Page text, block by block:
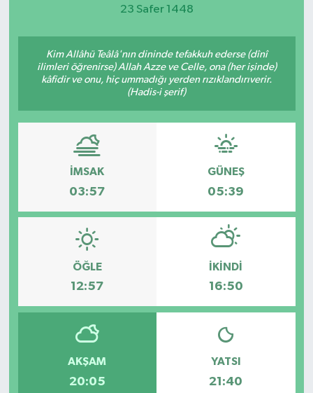
23 Safer 1448
Kim Allâhü Teâlâ'nın dininde tefakkuh ederse (dînî
ilimleri öğrenirse) Allah Azze ve Celle, ona (her işinde)
kâfidir ve onu, hiç ummadığı yerden rızıklandırıverir.
(Hadis-i şerif)
İMSAK
03:57
GÜNEŞ
05:39
ÖĞLE
12:57
İKINDI
16:50
AKŞAM
20:05
YATSI
21:40
Etkinlikler